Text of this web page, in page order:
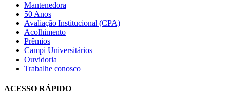
Mantenedora
50 Anos
Avaliação Institucional (CPA)
Acolhimento
Prêmios
Campi Universitários
Ouvidoria
Trabalhe conosco
ACESSO RÁPIDO